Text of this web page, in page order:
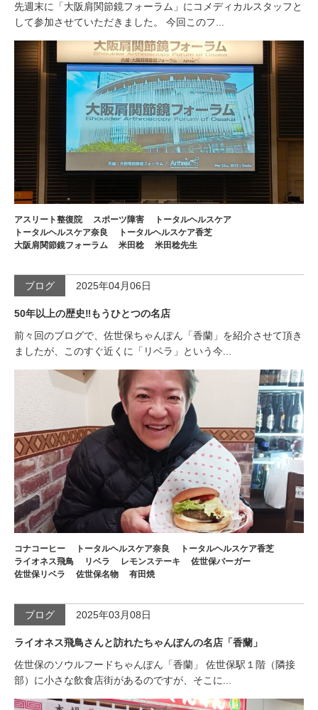
先週末に「大阪肩関節鏡フォーラム」にコメディカルスタッフと
して参加させていただきました。 今回このフ...
アスリート整復院 スポーツ障害
トータルヘルスケア
トータルヘルスケア奈良
トータルヘルスケア香芝
大阪肩関節鏡フォーラム
米田稔 米田稔先生
ブログ 2025年04月06日
50年以上の歴史‼️もうひとつの名店
前々回のブログで、佐世保ちゃんぽん「香蘭」を紹介させて頂き
ましたが、このすぐ近くに「リベラ」という今...
コナコーヒー トータルヘルスケア奈良
トータルヘルスケア香芝
ライオネス飛鳥
リベラ レモンステーキ
佐世保バーガー
佐世保リベラ
佐世保名物 有田焼
ブログ 2025年03月08日
ライオネス飛鳥さんと訪れたちゃんぽんの名店「香蘭」
佐世保のソウルフードちゃんぽん「香蘭」 佐世保駅１階（隣接
部）に小さな飲食店街があるのですが、そこに...